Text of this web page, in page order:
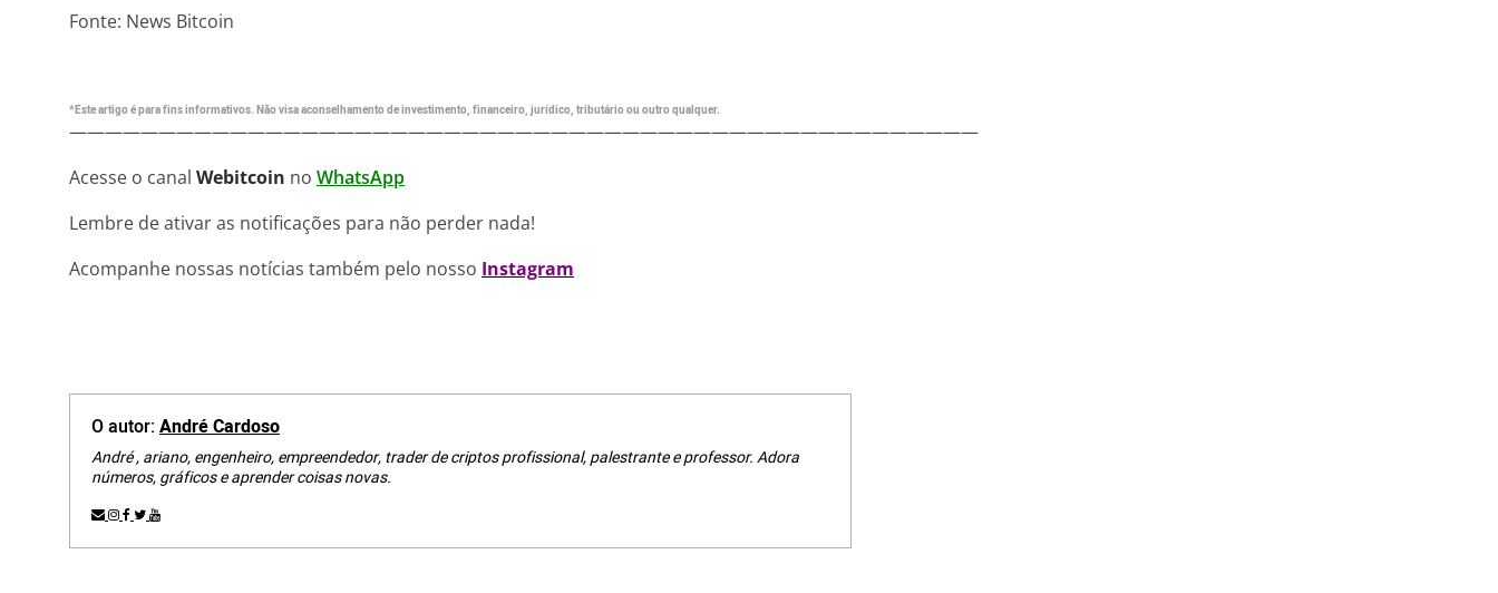
Fonte: News Bitcoin
*Este artigo é para fins informativos. Não visa aconselhamento de investimento, financeiro, jurídico, tributário ou outro qualquer.
———————————————————————————————————————————————————
Acesse o canal Webitcoin no WhatsApp
Lembre de ativar as notificações para não perder nada!
Acompanhe nossas notícias também pelo nosso Instagram
O autor:André Cardoso
André , ariano, engenheiro, empreendedor, trader de criptos profissional, palestrante e professor. Adora
números, gráficos e aprender coisas novas.